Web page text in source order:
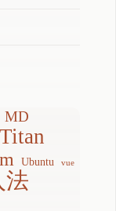
MD
Titan
Ubuntu vue
法